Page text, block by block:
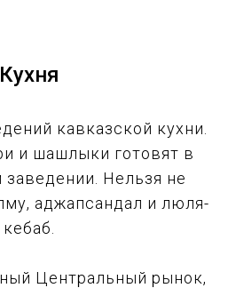
Кухня
кавказской кухни.
и шашлыки готовят в
Нельзя не
аджапсандал и люля-
кебаб.
Центральный рынок,